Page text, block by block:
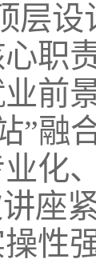
层
职
前
”融
化
座
性